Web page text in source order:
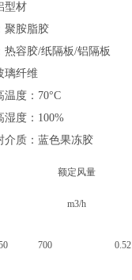
型材
聚胺脂胶
热容胶/纸隔板/铝隔板
璃纤维
温度：70°C
湿度：100%
介质：蓝色果冻胶
额定风量
m3/h
700 0.52